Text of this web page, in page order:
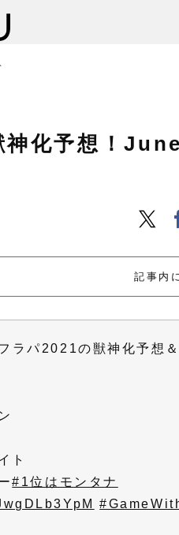
神化予想！
記事内
フラパ2021の獣神化予
ト
#1位はモンタナ